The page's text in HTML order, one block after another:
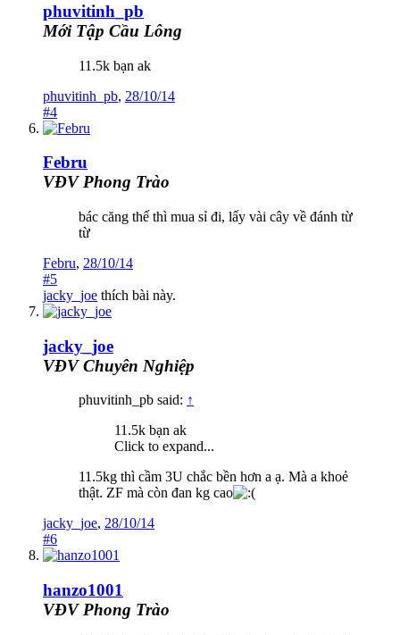
phuvitinh_pb
Mới Tập Cầu Lông
11.5k bạn ak
phuvitinh_pb, 28/10/14
#4
Febru
VĐV Phong Trào
bác căng thế thì mua sỉ đi, lấy vài cây về đánh từ
từ
Febru, 28/10/14
#5
jacky_joe thích bài này.
jacky_joe
VĐV Chuyên Nghiệp
phuvitinh_pb said: ↑
11.5k bạn ak
Click to expand...
11.5kg thì cầm 3U chắc bền hơn a ạ. Mà a khoẻ
thật. ZF mà còn đan kg cao
jacky_joe, 28/10/14
#6
hanzo1001
VĐV Phong Trào